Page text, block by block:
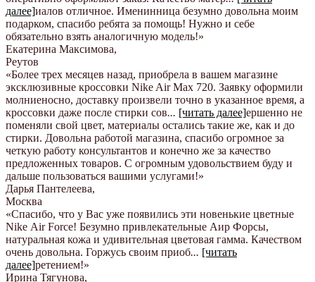
далее]иалов отличное. Именинница безумно довольна моим
подарком, спасибо ребята за помощь! Нужно и себе
обязательно взять аналогичную модель!»
Екатерина Максимова,
Реутов
«Более трех месяцев назад, приобрела в вашем магазине
эксклюзивные кроссовки Nike Air Max 720. Заявку оформили
молниеносно, доставку произвели точно в указанное время, а
кроссовки даже после стирки сов... [читать далее]ершенно не
поменяли свой цвет, материалы остались такие же, как и до
стирки. Довольна работой магазина, спасибо огромное за
четкую работу консультантов и конечно же за качество
предложенных товаров. С огромным удовольствием буду и
дальше пользоваться вашими услугами!»
Дарья Пантелеева,
Москва
«Спасибо, что у Вас уже появились эти новенькие цветные
Nike Аir Force! Безумно привлекательные Аир Форсы,
натуральная кожа и удивительная цветовая гамма. Качеством
очень довольна. Горжусь своим приоб... [читать
далее]ретением!»
Ирина Тягунова,